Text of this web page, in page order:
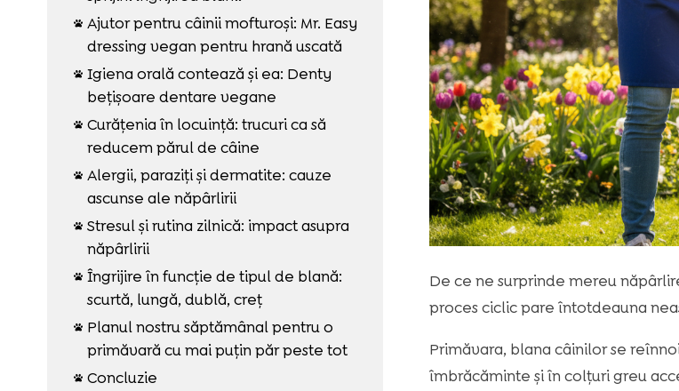
 Ajutor pentru câinii mofturoși: Mr. Easy
dressing vegan pentru hrană uscată
 Igiena orală contează și ea: Denty
bețișoare dentare vegane
 Curățenia în locuință: trucuri ca să
reducem părul de câine
 Alergii, paraziți și dermatite: cauze
ascunse ale năpârlirii
 Stresul și rutina zilnică: impact asupra
năpârlirii
 Îngrijire în funcție de tipul de blană:
scurtă, lungă, dublă, creț

Planul nostru săptămânal pentru o
primăvară cu mai puțin păr peste tot
 Concluzie
De ce ne surprinde mereu
proces ciclic pare întotdeauna
Primăvara, blana câinilor se
îmbrăcăminte și în colțuri greu